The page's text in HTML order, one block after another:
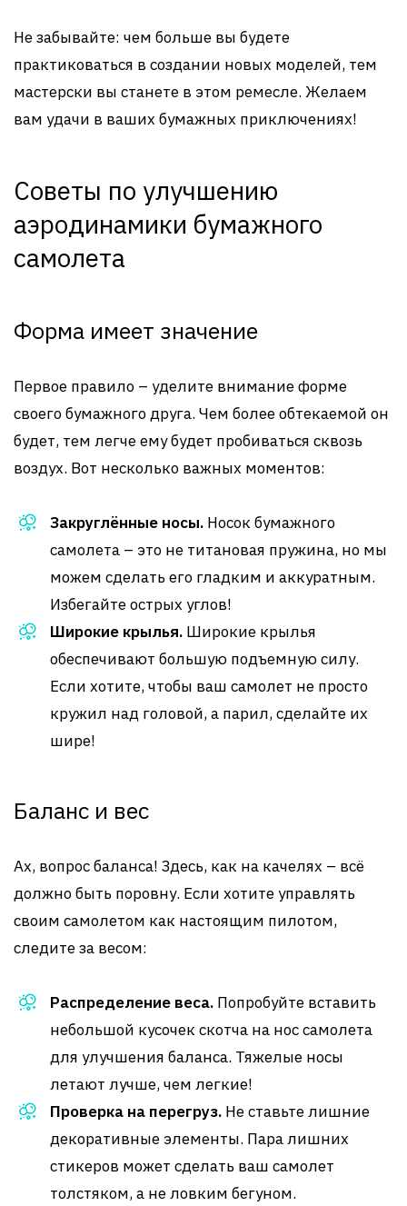
Не забывайте: чем больше вы будете
практиковаться в создании новых моделей, тем
мастерски вы станете в этом ремесле. Желаем
вам удачи в ваших бумажных приключениях!
Советы по улучшению
аэродинамики бумажного
самолета
Форма имеет значение
Первое правило – уделите внимание форме
своего бумажного друга. Чем более обтекаемой он
будет, тем легче ему будет пробиваться сквозь
воздух. Вот несколько важных моментов:
Закруглённые носы. Носок бумажного
самолета – это не титановая пружина, но мы
можем сделать его гладким и аккуратным.
Избегайте острых углов!
Широкие крылья. Широкие крылья
обеспечивают большую подъемную силу.
Если хотите, чтобы ваш самолет не просто
кружил над головой, а парил, сделайте их
шире!
Баланс и вес
Ах, вопрос баланса! Здесь, как на качелях – всё
должно быть поровну. Если хотите управлять
своим самолетом как настоящим пилотом,
следите за весом:
Распределение веса. Попробуйте вставить
небольшой кусочек скотча на нос самолета
для улучшения баланса. Тяжелые носы
летают лучше, чем легкие!
Проверка на перегруз. Не ставьте лишние
декоративные элементы. Пара лишних
стикеров может сделать ваш самолет
толстяком, а не ловким бегуном.